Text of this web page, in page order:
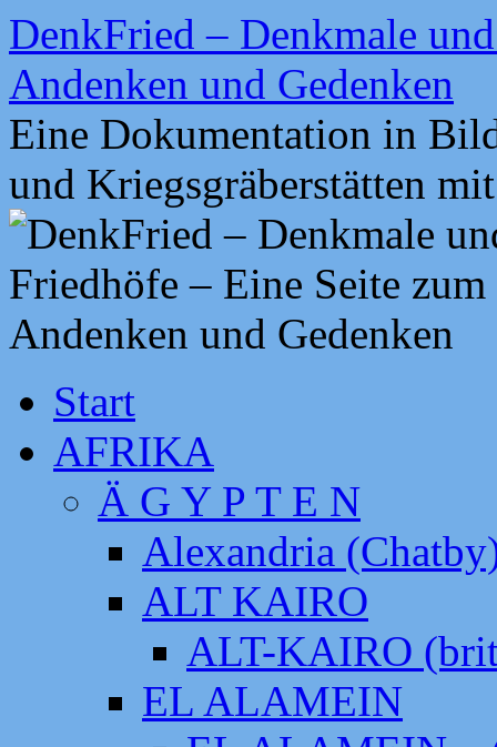
Zum
Inhalt
springen
DenkFried – Denkmale
Andenken und Gedenken
Eine Dokumentation in
und Kriegsgräberstätten
Start
AFRIKA
Ä G Y P T E N
Alexandria
ALT KAIRO
ALT-KAIRO
EL ALAMEIN